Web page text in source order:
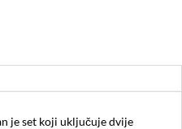
je set koji uključuje dvije